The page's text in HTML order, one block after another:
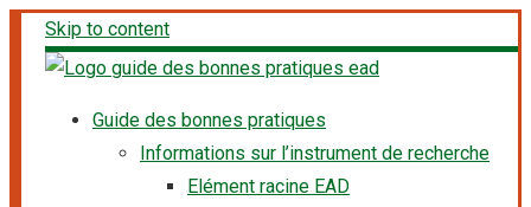
Skip to content
Guide des bonnes pratiques
Informations sur l’instrument de recherche
Elément racine EAD